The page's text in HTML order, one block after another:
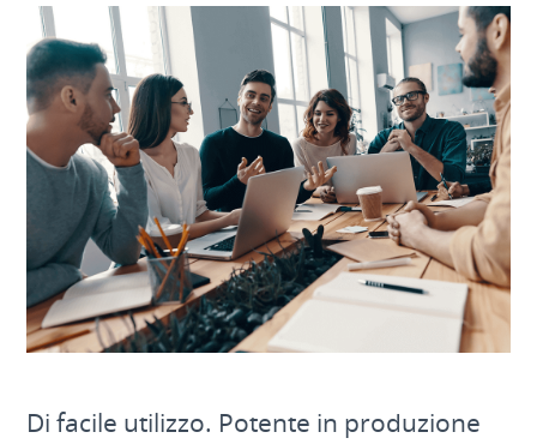
Di facile utilizzo. Potente in produzione